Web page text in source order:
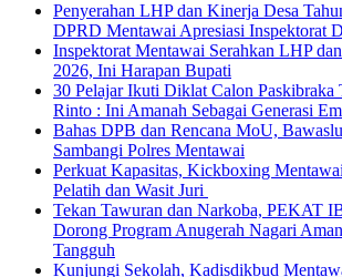
Penyerahan LHP dan Kinerja Desa
DPRD Mentawai Apresiasi Inspektorat
Inspektorat Mentawai Serahkan LHP
2026, Ini Harapan Bupati
30 Pelajar Ikuti Diklat Calon Paskibraka
Rinto : Ini Amanah Sebagai Generasi
Bahas DPB dan Rencana MoU,
Sambangi Polres Mentawai
Perkuat Kapasitas, Kickboxing
Pelatih dan Wasit Juri
Tekan Tawuran dan Narkoba, PEKAT
Dorong Program Anugerah Nagari
Tangguh
Kunjungi Sekolah, Kadisdikbud